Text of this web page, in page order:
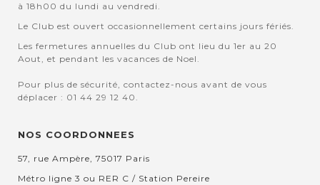
à 18h00 du lundi au vendredi.
Le Club est ouvert occasionnellement certains jours fériés.
Les fermetures annuelles du Club ont lieu du 1er au 20
Aout, et pendant les vacances de Noel.
Pour plus de sécurité, contactez-nous avant de vous
déplacer : 01 44 29 12 40.
NOS COORDONNEES
57, rue Ampère, 75017 Paris
Métro ligne 3 ou RER C / Station Pereire